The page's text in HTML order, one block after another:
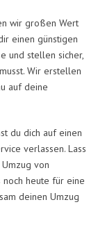
wir großen Wert
einen günstigen
und stellen sicher,
Wir erstellen
auf deine
du dich auf einen
verlassen. Lass
von
noch heute für eine
deinen Umzug